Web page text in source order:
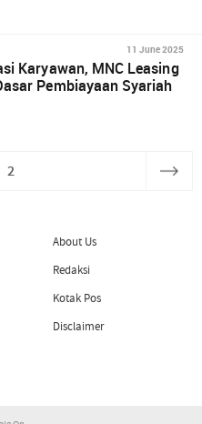
11 June 2025
Karyawan, MNC Leasing
Pembiayaan Syariah
2
About Us
Redaksi
Kotak Pos
Disclaimer